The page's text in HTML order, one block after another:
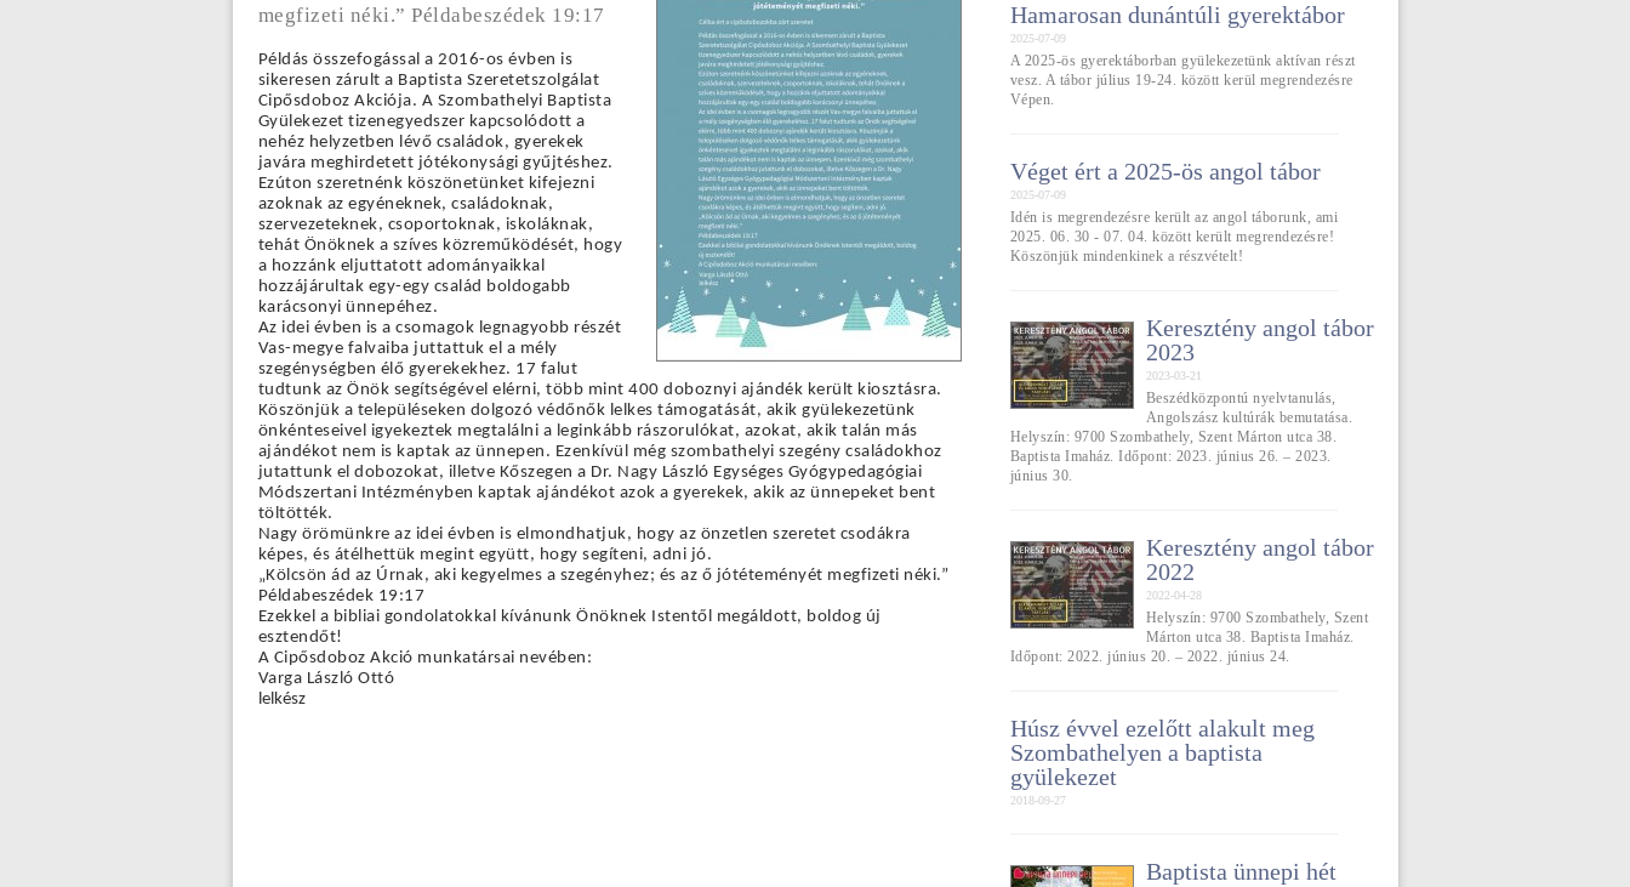
megfizeti néki.” Példabeszédek 19:17
Példás összefogással a 2016-os évben is
sikeresen zárult a Baptista Szeretetszolgálat
Cipősdoboz Akciója. A Szombathelyi Baptista
Gyülekezet tizenegyedszer kapcsolódott a
nehéz helyzetben lévő családok, gyerekek
javára meghirdetett jótékonysági gyűjtéshez.
Ezúton szeretnénk köszönetünket kifejezni
azoknak az egyéneknek, családoknak,
szervezeteknek, csoportoknak, iskoláknak,
tehát Önöknek a szíves közreműködését, hogy
a hozzánk eljuttatott adományaikkal
hozzájárultak egy-egy család boldogabb
karácsonyi ünnepéhez.
Az idei évben is a csomagok legnagyobb részét
Vas-megye falvaiba juttattuk el a mély
szegénységben élő gyerekekhez. 17 falut
tudtunk az Önök segítségével elérni, több mint 400 doboznyi ajándék került kiosztásra.
Köszönjük a településeken dolgozó védőnők lelkes támogatását, akik gyülekezetünk
önkénteseivel igyekeztek megtalálni a leginkább rászorulókat, azokat, akik talán más
ajándékot nem is kaptak az ünnepen. Ezenkívül még szombathelyi szegény családokhoz
jutattunk el dobozokat, illetve Kőszegen a Dr. Nagy László Egységes Gyógypedagógiai
Módszertani Intézményben kaptak ajándékot azok a gyerekek, akik az ünnepeket bent
töltötték.
Nagy örömünkre az idei évben is elmondhatjuk, hogy az önzetlen szeretet csodákra
képes, és átélhettük megint együtt, hogy segíteni, adni jó.
„Kölcsön ád az Úrnak, aki kegyelmes a szegényhez; és az ő jótéteményét megfizeti néki.”
Példabeszédek 19:17
Ezekkel a bibliai gondolatokkal kívánunk Önöknek Istentől megáldott, boldog új
esztendőt!
A Cipősdoboz Akció munkatársai nevében:
Varga László Ottó
lelkész
Hamarosan dunántúli gyerektábor
2025-07-09
A 2025-ös gyerektáborban gyülekezetünk aktívan részt
vesz. A tábor július 19-24. között kerül megrendezésre
Vépen.
Véget ért a 2025-ös angol tábor
2025-07-09
Idén is megrendezésre került az angol táborunk, ami
2025. 06. 30 - 07. 04. között került megrendezésre!
Köszönjük mindenkinek a részvételt!
Keresztény angol tábor
2023
2023-03-21
Beszédközpontú nyelvtanulás,
Angolszász kultúrák bemutatása.
Helyszín: 9700 Szombathely, Szent Márton utca 38.
Baptista Imaház. Időpont: 2023. június 26. – 2023.
június 30.
Keresztény angol tábor
2022
2022-04-28
Helyszín: 9700 Szombathely, Szent
Márton utca 38. Baptista Imaház.
Időpont: 2022. június 20. – 2022. június 24.
Húsz évvel ezelőtt alakult meg
Szombathelyen a baptista
gyülekezet
2018-09-27
Baptista ünnepi hét